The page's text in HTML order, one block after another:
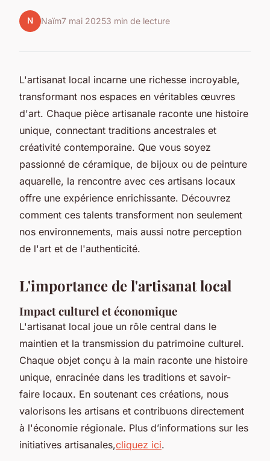
N Naïm7 mai 20253 min de lecture
L'artisanat local incarne une richesse incroyable,
transformant nos espaces en véritables œuvres
d'art. Chaque pièce artisanale raconte une histoire
unique, connectant traditions ancestrales et
créativité contemporaine. Que vous soyez
passionné de céramique, de bijoux ou de peinture
aquarelle, la rencontre avec ces artisans locaux
offre une expérience enrichissante. Découvrez
comment ces talents transforment non seulement
nos environnements, mais aussi notre perception
de l'art et de l'authenticité.
L'importance de l'artisanat local
Impact culturel et économique
L'artisanat local joue un rôle central dans le
maintien et la transmission du patrimoine culturel.
Chaque objet conçu à la main raconte une histoire
unique, enracinée dans les traditions et savoir-
faire locaux. En soutenant ces créations, nous
valorisons les artisans et contribuons directement
à l'économie régionale. Plus d’informations sur les
initiatives artisanales,cliquez ici.